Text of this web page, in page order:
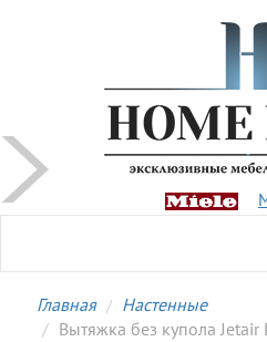
Главная
Настенные
Вытяжка без купола